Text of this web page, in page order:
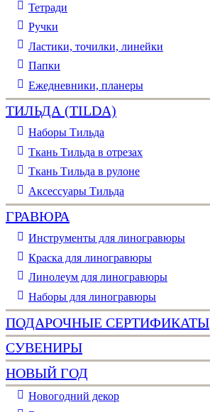
Тетради
Ручки
Ластики, точилки, линейки
Папки
Ежедневники, планеры
ТИЛЬДА (TILDA)
Наборы Тильда
Ткань Тильда в отрезах
Ткань Тильда в рулоне
Аксессуары Тильда
ГРАВЮРА
Инструменты для линогравюры
Краска для линогравюры
Линолеум для линогравюры
Наборы для линогравюры
ПОДАРОЧНЫЕ СЕРТИФИКАТЫ
СУВЕНИРЫ
НОВЫЙ ГОД
Новогодний декор